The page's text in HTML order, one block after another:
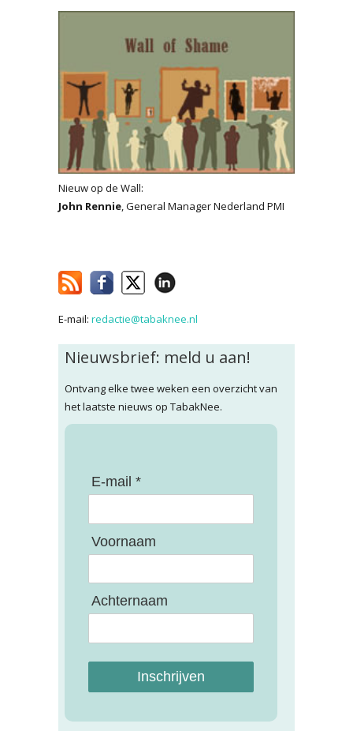
Nieuw op de Wall:
John Rennie, General Manager Nederland PMI
E-mail: redactie@tabaknee.nl
Nieuwsbrief: meld u aan!
Ontvang elke twee weken een overzicht van
het laatste nieuws op TabakNee.
E-mail *
Voornaam
Achternaam
Inschrijven